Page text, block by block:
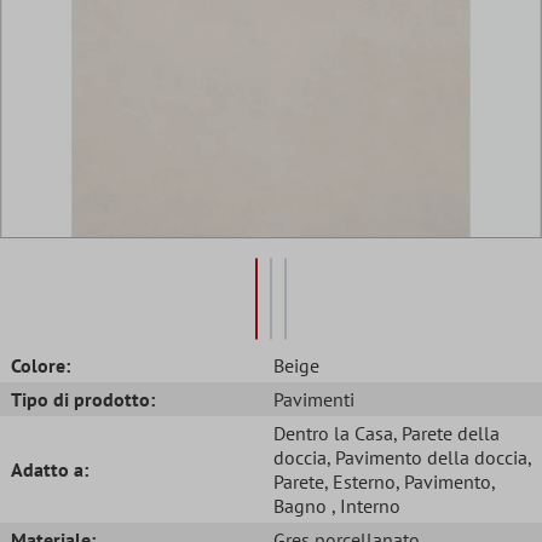
Colore:
Beige
Tipo di prodotto:
Pavimenti
Adatto a:
Dentro la Casa, Parete della
doccia, Pavimento della doccia,
Parete, Esterno, Pavimento,
Bagno , Interno